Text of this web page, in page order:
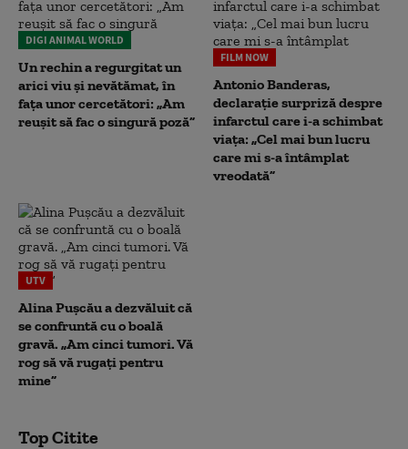
DIGI ANIMAL WORLD
Un rechin a regurgitat un
arici viu și nevătămat, în
fața unor cercetători: „Am
reușit să fac o singură poză”
FILM NOW
Antonio Banderas,
declarație surpriză despre
infarctul care i-a schimbat
viața: „Cel mai bun lucru
care mi s-a întâmplat
vreodată”
UTV
Alina Pușcău a dezvăluit că
se confruntă cu o boală
gravă. „Am cinci tumori. Vă
rog să vă rugați pentru
mine”
Top Citite